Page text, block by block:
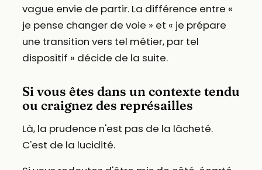
vague envie de partir. La différence entre «
je pense changer de voie » et « je prépare
une transition vers tel métier, par tel
dispositif » décide de la suite.
Si vous êtes dans un contexte tendu
ou craignez des représailles
Là, la prudence n'est pas de la lâcheté.
C'est de la lucidité.